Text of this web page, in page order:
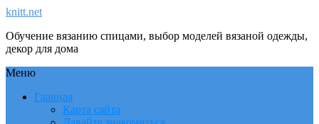
knitt.net
Обучение вязанию спицами, выбор моделей вязаной одежды,
декор для дома
Меню
Главная
Карта сайта